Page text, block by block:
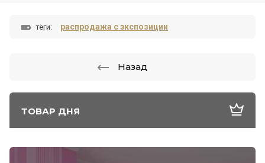
ТОВАР ДНЯ
теги: распродажа с экспозиции
Назад